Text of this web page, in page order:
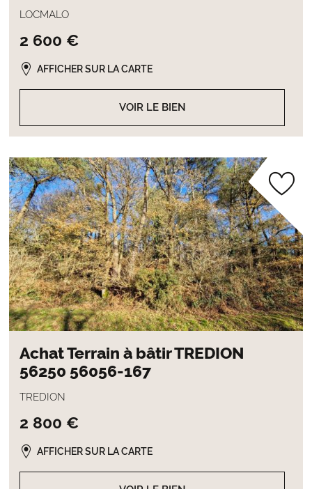
LOCMALO
2 600 €
VOIR LE BIEN
AFFICHER SUR LA CARTE
Achat Terrain à bâtir TREDION
56250 56056-167
TREDION
2 800 €
AFFICHER SUR LA CARTE